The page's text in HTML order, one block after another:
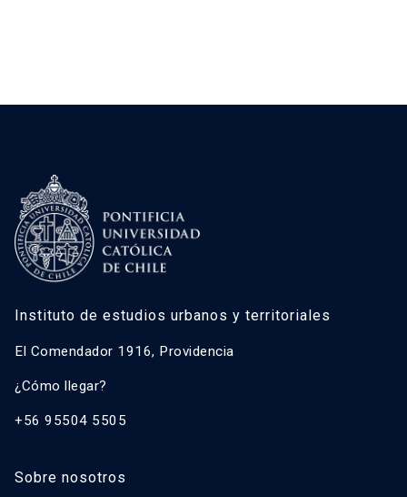
Instituto de estudios urbanos y territoriales
El Comendador 1916, Providencia
¿Cómo llegar?
+56 95504 5505
Sobre nosotros